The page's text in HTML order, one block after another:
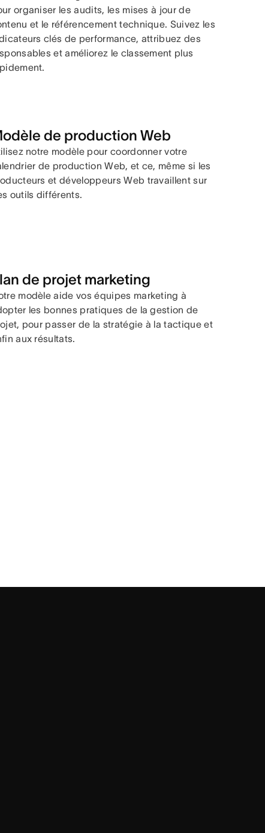
organiser les audits, les mises à jour de
et le référencement technique. Suivez les
clés de performance, attribuez des
et améliorez le classement plus
de production Web
notre modèle pour coordonner votre
de production Web, et ce, même si les
et développeurs Web travaillent sur
outils différents.
de projet marketing
modèle aide vos équipes marketing à
les bonnes pratiques de la gestion de
pour passer de la stratégie à la tactique et
aux résultats.